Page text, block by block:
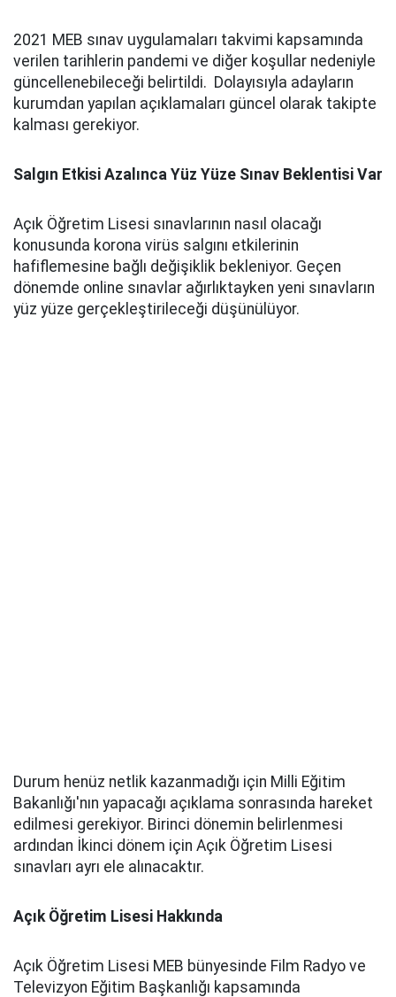
2021 MEB sınav uygulamaları takvimi kapsamında
verilen tarihlerin pandemi ve diğer koşullar nedeniyle
güncellenebileceği belirtildi. Dolayısıyla adayların
kurumdan yapılan açıklamaları güncel olarak takipte
kalması gerekiyor.
Salgın Etkisi Azalınca Yüz Yüze Sınav Beklentisi Var
Açık Öğretim Lisesi sınavlarının nasıl olacağı
konusunda korona virüs salgını etkilerinin
hafiflemesine bağlı değişiklik bekleniyor. Geçen
dönemde online sınavlar ağırlıktayken yeni sınavların
yüz yüze gerçekleştirileceği düşünülüyor.
Durum henüz netlik kazanmadığı için Milli Eğitim
Bakanlığı'nın yapacağı açıklama sonrasında hareket
edilmesi gerekiyor. Birinci dönemin belirlenmesi
ardından İkinci dönem için Açık Öğretim Lisesi
sınavları ayrı ele alınacaktır.
Açık Öğretim Lisesi Hakkında
Açık Öğretim Lisesi MEB bünyesinde Film Radyo ve
Televizyon Eğitim Başkanlığı kapsamında